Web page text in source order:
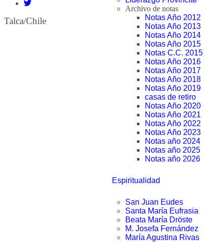
Archivo de notas
Notas Año 2012
Notas Año 2013
Notas Año 2014
Notas Año 2015
Notas C.C. 2015
Notas Año 2016
Notas Año 2017
Notas Año 2018
Notas Año 2019
casas de retiro
Notas Año 2020
Notas Año 2021
Notas Año 2022
Notas Año 2023
Notas año 2024
Notas año 2025
Notas año 2026
Espiritualidad
San Juan Eudes
Santa María Eufrasia
Beata María Dröste
M. Josefa Fernández
María Agustina Rivas
Talca/Chile